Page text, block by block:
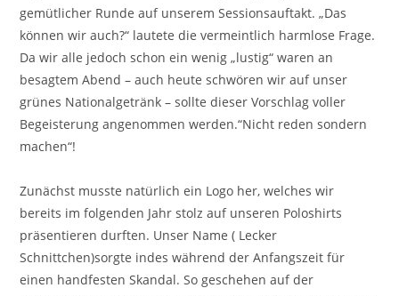
gemütlicher Runde auf unserem Sessionsauftakt. „Das
können wir auch?“ lautete die vermeintlich harmlose Frage.
Da wir alle jedoch schon ein wenig „lustig“ waren an
besagtem Abend – auch heute schwören wir auf unser
grünes Nationalgetränk – sollte dieser Vorschlag voller
Begeisterung angenommen werden.“Nicht reden sondern
machen“!
Zunächst musste natürlich ein Logo her, welches wir
bereits im folgenden Jahr stolz auf unseren Poloshirts
präsentieren durften. Unser Name ( Lecker
Schnittchen)sorgte indes während der Anfangszeit für
einen handfesten Skandal. So geschehen auf der